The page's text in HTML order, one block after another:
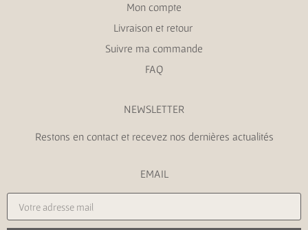
Mon compte
Livraison et retour
Suivre ma commande
FAQ
NEWSLETTER
Restons en contact et recevez nos dernières actualités
EMAIL